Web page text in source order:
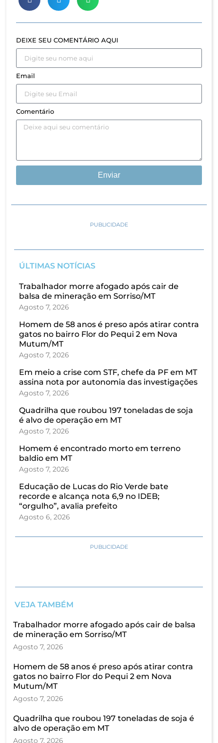
DEIXE SEU COMENTÁRIO AQUI
Email
Comentário
Enviar
PUBLICIDADE
ÚLTIMAS NOTÍCIAS
Trabalhador morre afogado após cair de
balsa de mineração em Sorriso/MT
Agosto 7, 2026
Homem de 58 anos é preso após atirar contra
gatos no bairro Flor do Pequi 2 em Nova
Mutum/MT
Agosto 7, 2026
Em meio a crise com STF, chefe da PF em MT
assina nota por autonomia das investigações
Agosto 7, 2026
Quadrilha que roubou 197 toneladas de soja
é alvo de operação em MT
Agosto 7, 2026
Homem é encontrado morto em terreno
baldio em MT
Agosto 7, 2026
Educação de Lucas do Rio Verde bate
recorde e alcança nota 6,9 no IDEB;
“orgulho”, avalia prefeito
Agosto 6, 2026
PUBLICIDADE
VEJA TAMBÉM
Trabalhador morre afogado após cair de balsa
de mineração em Sorriso/MT
Agosto 7, 2026
Homem de 58 anos é preso após atirar contra
gatos no bairro Flor do Pequi 2 em Nova
Mutum/MT
Agosto 7, 2026
Quadrilha que roubou 197 toneladas de soja é
alvo de operação em MT
Agosto 7, 2026